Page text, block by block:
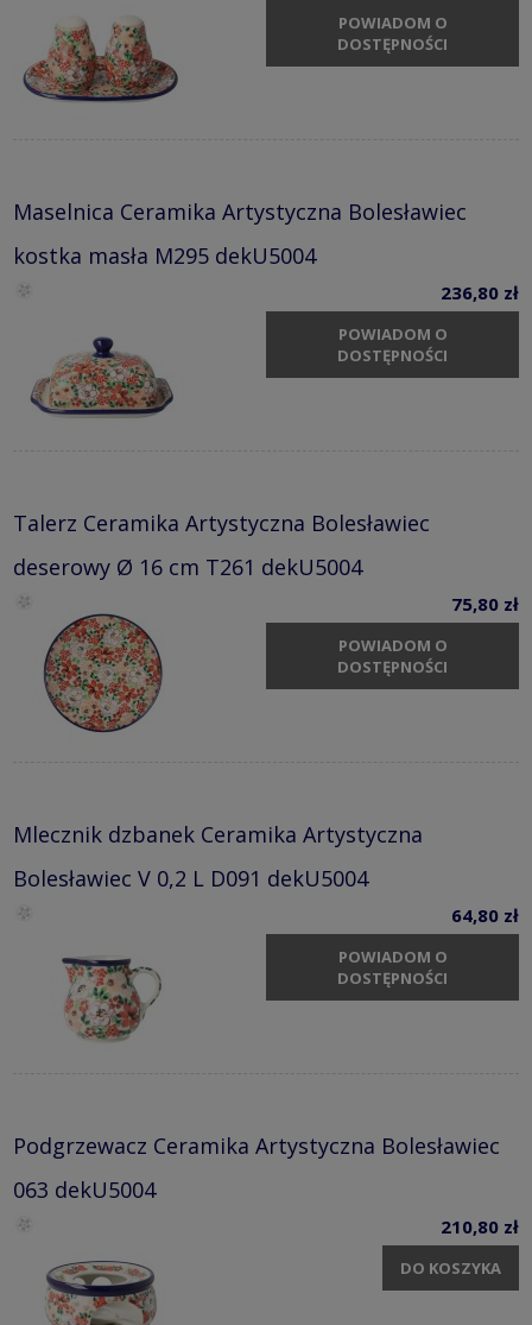
POWIADOM O
DOSTĘPNOŚCI
Maselnica Ceramika Artystyczna Bolesławiec
kostka masła M295 dekU5004
236,80 zł
POWIADOM O
DOSTĘPNOŚCI
Talerz Ceramika Artystyczna Bolesławiec
deserowy Ø 16 cm T261 dekU5004
75,80 zł
POWIADOM O
DOSTĘPNOŚCI
Mlecznik dzbanek Ceramika Artystyczna
Bolesławiec V 0,2 L D091 dekU5004
64,80 zł
POWIADOM O
DOSTĘPNOŚCI
Podgrzewacz Ceramika Artystyczna Bolesławiec
063 dekU5004
210,80 zł
DO KOSZYKA